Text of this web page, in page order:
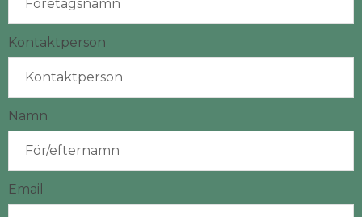
Kontaktperson
Namn
Email